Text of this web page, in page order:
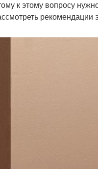
к этому вопросу
рекомендации